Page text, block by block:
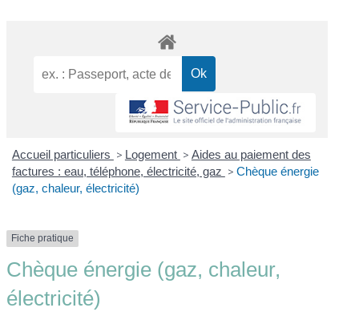
Accueil particuliers > Logement > Aides au paiement des
factures : eau, téléphone, électricité, gaz > Chèque énergie
(gaz, chaleur, électricité)
Fiche pratique
Chèque énergie (gaz, chaleur,
électricité)